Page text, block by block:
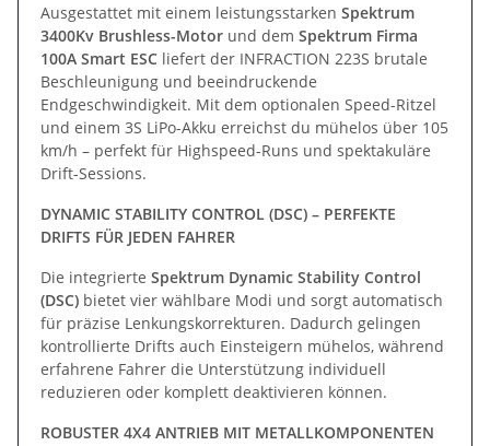
Ausgestattet mit einem leistungsstarken Spektrum
3400Kv Brushless-Motor und dem Spektrum Firma
100A Smart ESC liefert der INFRACTION 223S brutale
Beschleunigung und beeindruckende
Endgeschwindigkeit. Mit dem optionalen Speed-Ritzel
und einem 3S LiPo-Akku erreichst du mühelos über 105
km/h – perfekt für Highspeed-Runs und spektakuläre
Drift-Sessions.
DYNAMIC STABILITY CONTROL (DSC) – PERFEKTE
DRIFTS FÜR JEDEN FAHRER
Die integrierte Spektrum Dynamic Stability Control
(DSC) bietet vier wählbare Modi und sorgt automatisch
für präzise Lenkungskorrekturen. Dadurch gelingen
kontrollierte Drifts auch Einsteigern mühelos, während
erfahrene Fahrer die Unterstützung individuell
reduzieren oder komplett deaktivieren können.
ROBUSTER 4X4 ANTRIEB MIT METALLKOMPONENTEN